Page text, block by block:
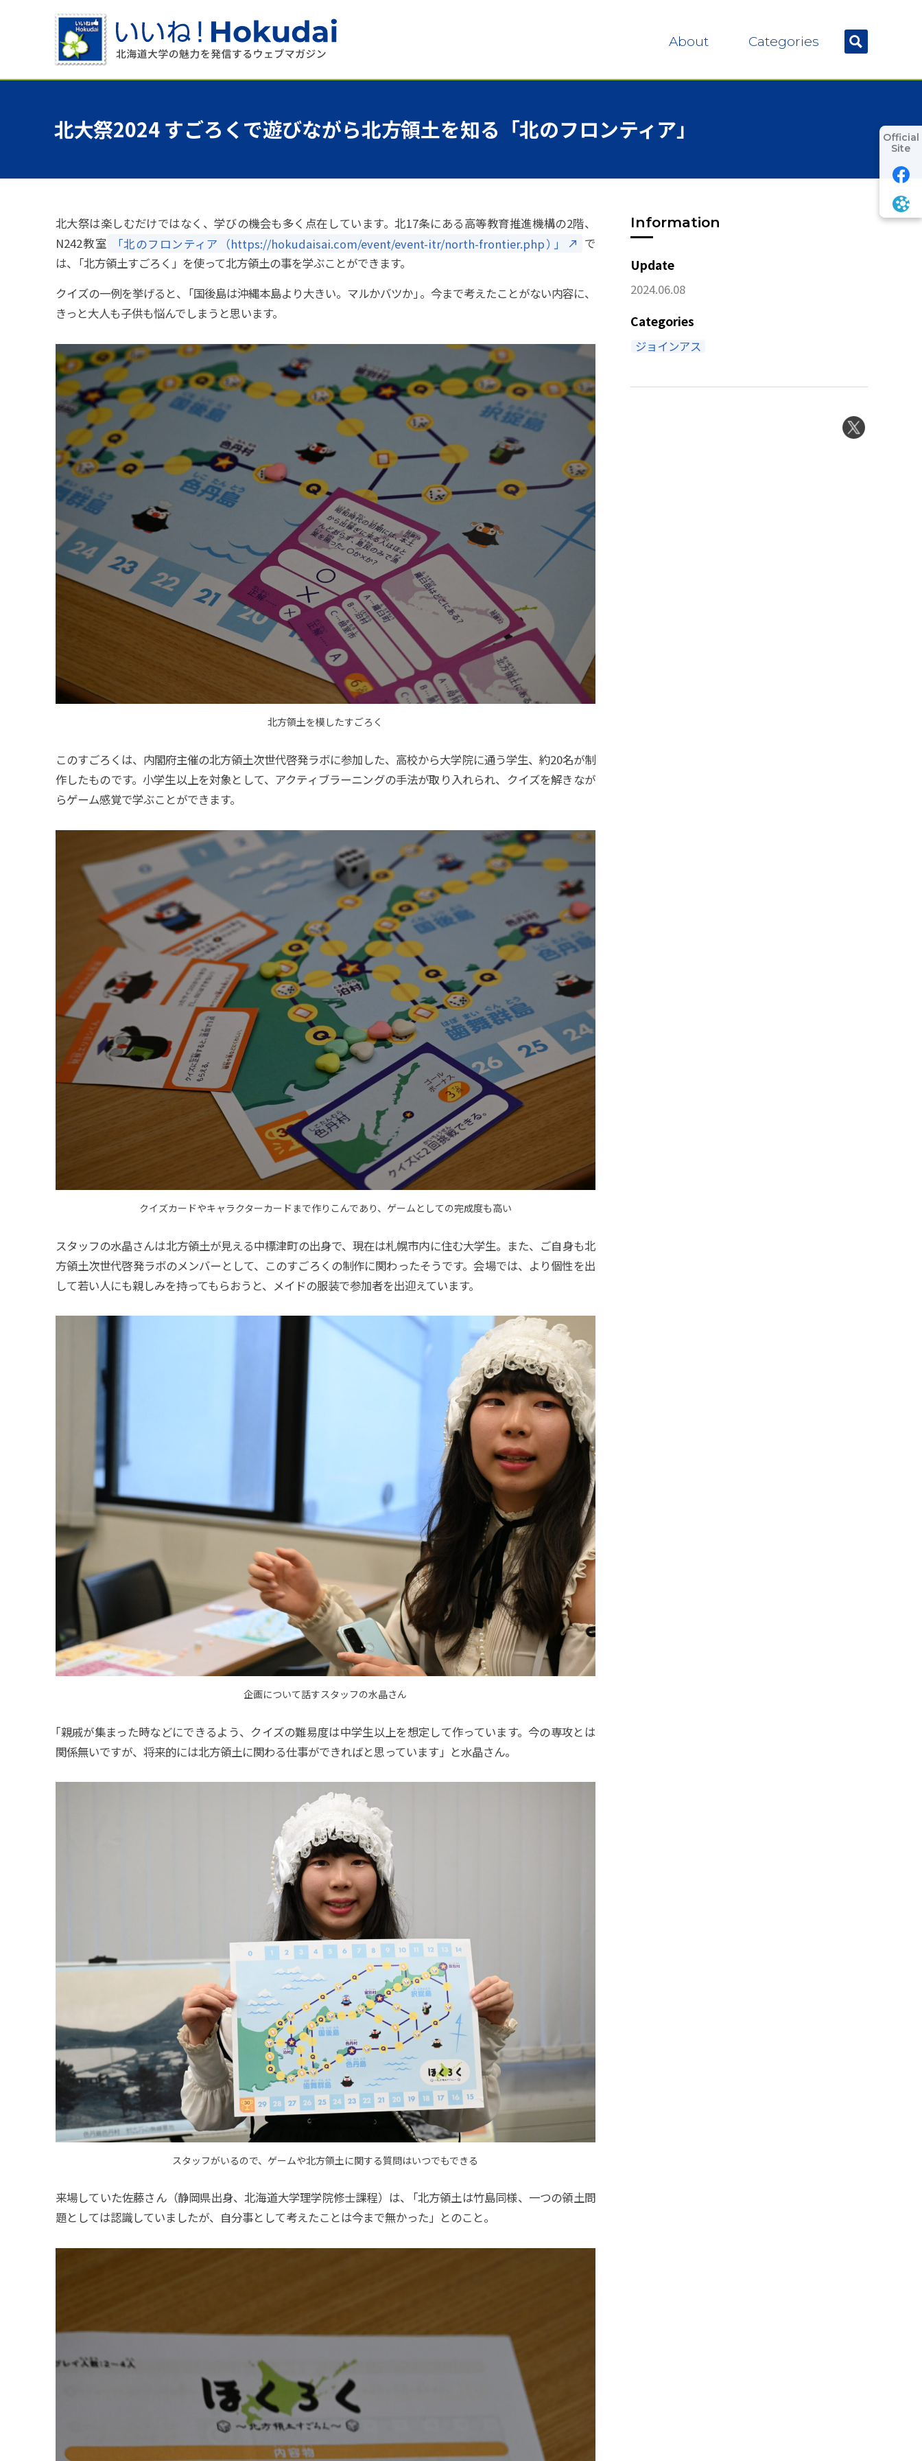
About Categories
北大祭2024すごろくで遊びながら北方領土を知る 「北のフロンティア」
北大祭は楽しむだけではなく、学びの機会も多く点在しています。北17条にある高等教育推進機構の2階、
N242教室
「北のフロンティア（https://hokudaisai.com/event/event-itr/north-frontier.php） 」
で
は、 「北方領土すごろく」を使って北方領土の事を学ぶことができます。
クイズの一例を挙げると、 「国後島は沖縄本島より大きい。マルかバツか」 。今まで考えたことがない内容に、
きっと大人も子供も悩んでしまうと思います。
北方領土を模したすごろく
このすごろくは、内閣府主催の北方領土次世代啓発ラボに参加した、高校から大学院に通う学生、約20名が制
作したものです。小学生以上を対象として、アクティブラーニングの手法が取り入れられ、クイズを解きなが
らゲーム感覚で学ぶことができます。
クイズカードやキャラクターカードまで作りこんであり、ゲームとしての完成度も高い
スタッフの水晶さんは北方領土が見える中標津町の出身で、現在は札幌市内に住む大学生。また、ご自身も北
方領土次世代啓発ラボのメンバーとして、このすごろくの制作に関わったそうです。会場では、より個性を出
して若い人にも親しみを持ってもらおうと、メイドの服装で参加者を出迎えています。
企画について話すスタッフの水晶さん
「親戚が集まった時などにできるよう、クイズの難易度は中学生以上を想定して作っています。今の専攻とは
関係無いですが、将来的には北方領土に関わる仕事ができればと思っています」と水晶さん。
スタッフがいるので、ゲームや北方領土に関する質問はいつでもできる
来場していた佐藤さん（静岡県出身、北海道大学理学院修士課程）は、 「北方領土は竹島同様、一つの領土問
題としては認識していましたが、自分事として考えたことは今まで無かった」とのこと。
Information
Update
2024.06.08
Categories
ジョインアス
Official
Site